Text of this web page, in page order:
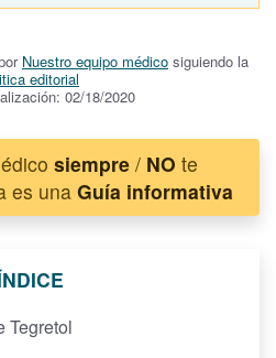
Nuestro equipo médico siguiendo la
editorial
02/18/2020
siempre/ NO te
es unaGuía informativa
Tegretol